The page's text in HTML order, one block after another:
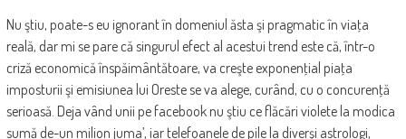
Nu ştiu, poate-s eu ignorant în domeniul ăsta şi pragmatic în viaţa
reală, dar mi se pare că singurul efect al acestui trend este că, într-o
criză economică înspăimântătoare, va creşte exponenţial piaţa
imposturii şi emisiunea lui Oreste se va alege, curând, cu o concurenţă
serioasă. Deja vând unii pe facebook nu ştiu ce flăcări violete la modica
sumă de-un milion juma’, iar telefoanele de pile la diverşi astrologi,